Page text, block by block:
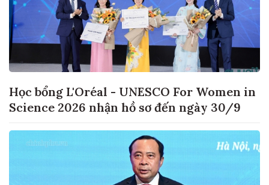
Học bổng L'Oréal - UNESCO For Women in
Science 2026 nhận hồ sơ đến ngày 30/9